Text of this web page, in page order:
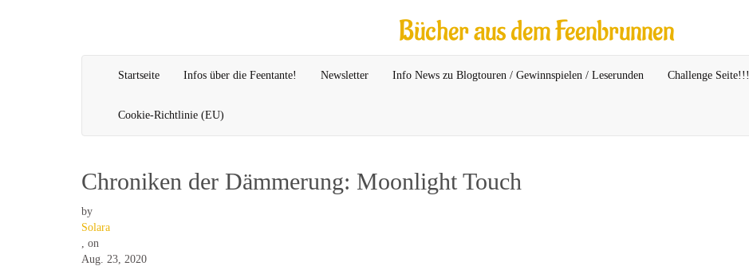
Bücher aus dem Feenbrunnen
Startseite Infos über die Feentante! Newsletter Info News zu Blogtouren / Gewinnspielen / Leserunden Challenge Seite!!!
Cookie-Richtlinie (EU)
Chroniken der Dämmerung: Moonlight Touch
by
Solara
, on
Aug. 23, 2020